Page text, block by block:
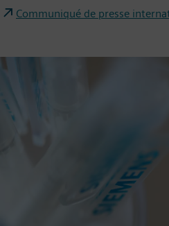
Communiqué de presse